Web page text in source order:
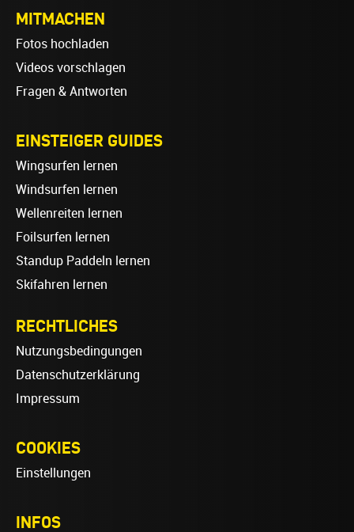
MITMACHEN
Fotos hochladen
Videos vorschlagen
Fragen & Antworten
EINSTEIGER GUIDES
Wingsurfen lernen
Windsurfen lernen
Wellenreiten lernen
Foilsurfen lernen
Standup Paddeln lernen
Skifahren lernen
RECHTLICHES
Nutzungsbedingungen
Datenschutzerklärung
Impressum
COOKIES
Einstellungen
INFOS